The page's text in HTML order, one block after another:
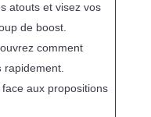
atouts et visez vos
de boost.
comment
rapidement.
aux propositions